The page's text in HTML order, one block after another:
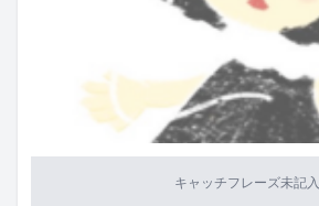
キャッチフレーズ未記入